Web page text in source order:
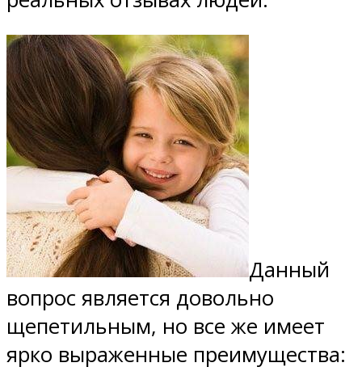
Данный
вопрос является довольно
щепетильным, но все же имеет
ярко выраженные преимущества: